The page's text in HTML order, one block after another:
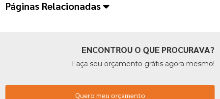
Páginas Relacionadas
ENCONTROU O QUE PROCURAVA?
Faça seu orçamento grátis agora mesmo!
Quero meu orçamento